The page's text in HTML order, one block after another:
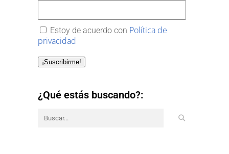
Estoy de acuerdo con Política de
privacidad
¡Suscribirme!
¿Qué estás buscando?: